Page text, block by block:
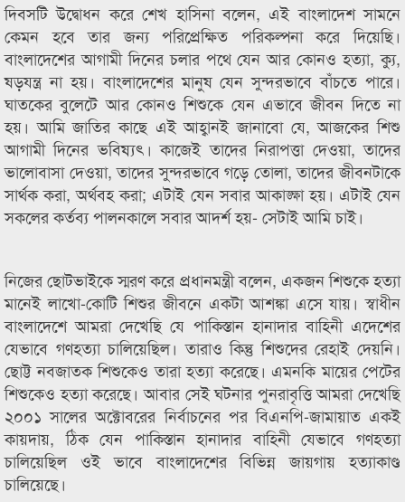
দিবসটি উদ্বোধন করে শেখ হাসিনা বলেন, এই বাংলাদেশ সামনে
কেমন হবে তার জন্য পরিপ্রেক্ষিত পরিকল্পনা করে দিয়েছি।
বাংলাদেশের আগামী দিনের চলার পথে যেন আর কোনও হত্যা, ক্যু,
ষড়যন্ত্র না হয়। বাংলাদেশের মানুষ যেন সুন্দরভাবে বাঁচতে পারে।
ঘাতকের বুলেটে আর কোনও শিশুকে যেন এভাবে জীবন দিতে না
হয়। আমি জাতির কাছে এই আহ্বানই জানাবো যে, আজকের শিশু
আগামী দিনের ভবিষ্যৎ। কাজেই তাদের নিরাপত্তা দেওয়া, তাদের
ভালোবাসা দেওয়া, তাদের সুন্দরভাবে গড়ে তোলা, তাদের জীবনটাকে
সার্থক করা, অর্থবহ করা; এটাই যেন সবার আকাঙ্ক্ষা হয়। এটাই যেন
সকলের কর্তব্য পালনকালে সবার আদর্শ হয়- সেটাই আমি চাই।
নিজের ছোটভাইকে স্মরণ করে প্রধানমন্ত্রী বলেন, একজন শিশুকে হত্যা
মানেই লাখো-কোটি শিশুর জীবনে একটা আশঙ্কা এসে যায়। স্বাধীন
বাংলাদেশে আমরা দেখেছি যে পাকিস্তান হানাদার বাহিনী এদেশের
যেভাবে গণহত্যা চালিয়েছিল। তারাও কিন্তু শিশুদের রেহাই দেয়নি।
ছোট্ট নবজাতক শিশুকেও তারা হত্যা করেছে। এমনকি মায়ের পেটের
শিশুকেও হত্যা করেছে। আবার সেই ঘটনার পুনরাবৃত্তি আমরা দেখেছি
২০০১ সালের অক্টোবরের নির্বাচনের পর বিএনপি-জামায়াত একই
কায়দায়, ঠিক যেন পাকিস্তান হানাদার বাহিনী যেভাবে গণহত্যা
চালিয়েছিল ওই ভাবে বাংলাদেশের বিভিন্ন জায়গায় হত্যাকাণ্ড
চালিয়েছে।